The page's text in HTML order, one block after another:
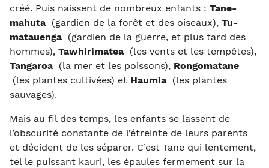
créé. Puis naissent de nombreux enfants : Tane-
mahuta(gardien de la forêt et des oiseaux), Tu-
matauenga(gardien de la guerre, et plus tard des
hommes), Tawhirimatea(les vents et les tempêtes),
Tangaroa(la mer et les poissons), Rongomatane
(les plantes cultivées) et Haumia(les plantes
sauvages).
Mais au fil des temps, les enfants se lassent de
l’obscurité constante de l’étreinte de leurs parents
et décident de les séparer. C’est Tane qui lentement,
tel le puissant kauri, les épaules fermement sur la